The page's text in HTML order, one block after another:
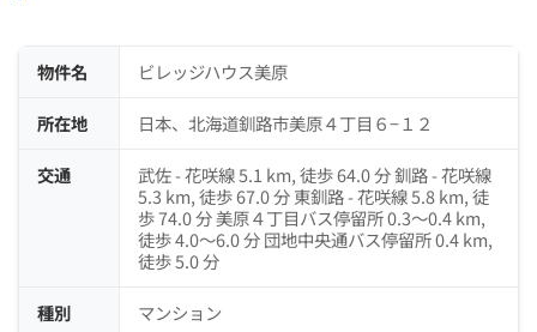
物件名 ビレッジハウス美原
所在地 日本、北海道釧路市美原４丁目６−１２
交通
武佐 - 花咲線 5.1 km, 徒歩 64.0 分 釧路 - 花咲線
5.3 km, 徒歩 67.0 分 東釧路 - 花咲線 5.8 km, 徒
歩 74.0 分 美原４丁目バス停留所 0.3～0.4 km,
徒歩 4.0～6.0 分 団地中央通バス停留所 0.4 km,
徒歩 5.0 分
種別 マンション